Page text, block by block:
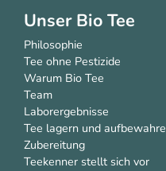
Unser Bio Tee
Philosophie
Tee ohne Pestizide
Warum Bio Tee
Team
Laborergebnisse
Tee lagern und
Zubereitung
Teekenner stellt sich vor